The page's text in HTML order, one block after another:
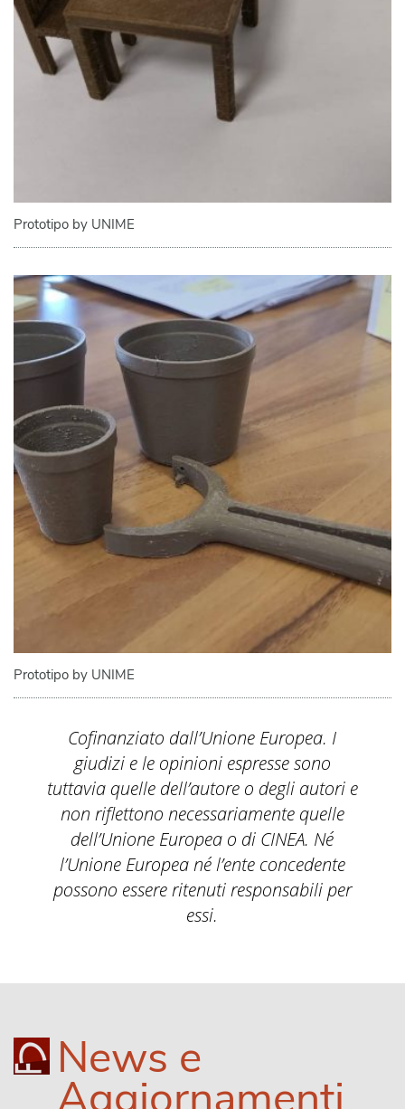
Prototipo by UNIME
Prototipo by UNIME
Cofinanziato dall’Unione Europea. I
giudizi e le opinioni espresse sono
tuttavia quelle dell’autore o degli autori e
non riflettono necessariamente quelle
dell’Unione Europea o di CINEA. Né
l’Unione Europea né l’ente concedente
possono essere ritenuti responsabili per
essi.
News e